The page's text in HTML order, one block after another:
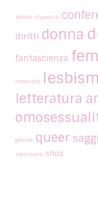
artiste classico
diritti donna
fantascienza
intervista
letteratura
gender queer
seminario shoa